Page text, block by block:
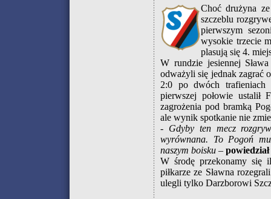
Choć drużyna
szczeblu
pierwszym
wysokie trzecie
plasują się 4.
W rundzie jesiennej
odważyli się jednak zagrać
2:0 po dwóch trafieniach
pierwszej połowie ustalił
zagrożenia pod bramką
ale wynik spotkanie nie
- Gdyby ten mecz
wyrównana. To Pogoń
naszym boisku –
W środę przekonamy się
piłkarze ze Sławna
ulegli tylko Darzborowi